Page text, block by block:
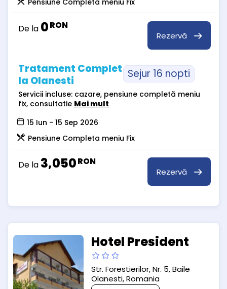
Pensiune Completa meniu Fix
De la 0RON
Rezervă
Tratament Complet
la Olanesti
Sejur 16 nopti
Servicii incluse: cazare, pensiune completă meniu
fix, consultatie Mai mult
15 Iun - 15 Sep 2026
Pensiune Completa meniu Fix
De la 3,050RON
Rezervă
Hotel President
Str. Forestierilor, Nr. 5, Baile
Olanesti, Romania